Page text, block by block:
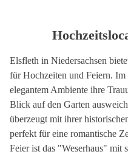
Elsfleth in Niedersachsen
für Hochzeiten und Feiern.
elegantem Ambiente ihre
Blick auf den Garten
überzeugt mit ihrer
perfekt für eine romantische
Feier ist das "Weserhaus" mit